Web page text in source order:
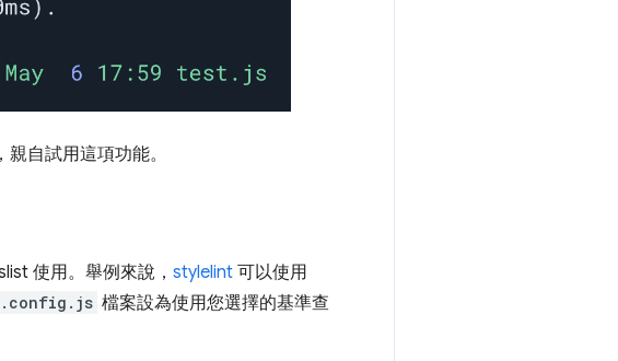
，親自試用這項功能。
使用。舉例來說， stylelint 可以使用
檔案設為使用您選擇的基準查